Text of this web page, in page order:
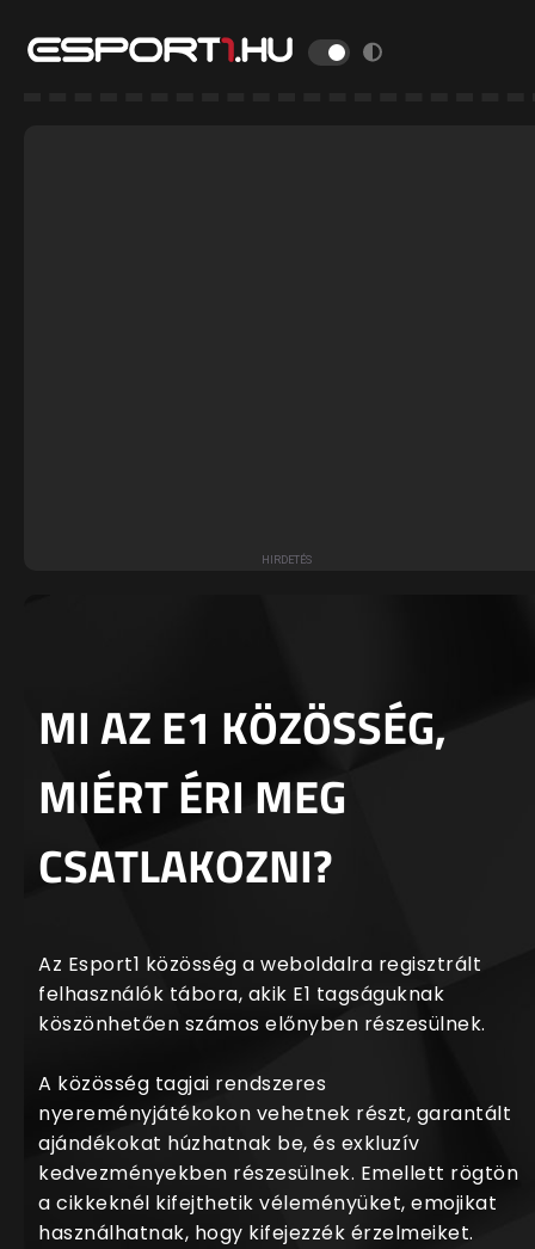
MI AZ E1 KÖZÖSSÉG,
MIÉRT ÉRI MEG
CSATLAKOZNI?
Az Esport1 közösség a weboldalra regisztrált
felhasználók tábora, akik E1 tagságuknak
köszönhetően számos előnyben részesülnek.
A közösség tagjai rendszeres
nyereményjátékokon vehetnek részt, garantált
ajándékokat húzhatnak be, és exkluzív
kedvezményekben részesülnek. Emellett rögtön
a cikkeknél kifejthetik véleményüket, emojikat
használhatnak, hogy kifejezzék érzelmeiket.